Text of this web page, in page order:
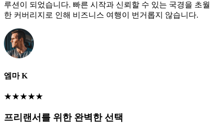
루션이 되었습니다. 빠른 시작과 신뢰할 수 있는 국경을 초월
한 커버리지로 인해 비즈니스 여행이 번거롭지 않습니다.
엠마 K
★★★★★
프리랜서를 위한 완벽한 선택